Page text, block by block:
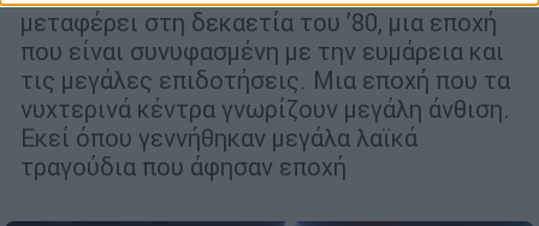
μεταφέρει στη δεκαετία του ’80, μια εποχή
που είναι συνυφασμένη με την ευμάρεια και
τις μεγάλες επιδοτήσεις. Μια εποχή που τα
νυχτερινά κέντρα γνωρίζουν μεγάλη άνθιση.
Εκεί όπου γεννήθηκαν μεγάλα λαϊκά
τραγούδια που άφησαν εποχή